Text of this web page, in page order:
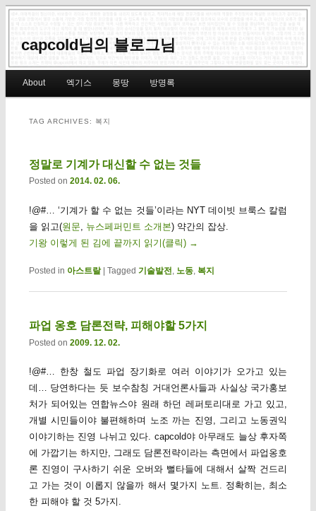
capcold님의 블로그님
Skip to primary content
Skip to secondary content
About 엑기스 몽땅 방명록
TAG ARCHIVES: 복지
정말로 기계가 대신할 수 없는 것들
Posted on 2014. 02. 06.
!@#… ‘기계가 할 수 없는 것들’이라는 NYT 데이빗 브룩스 칼럼
을 읽고(원문 뉴스페퍼민트 소개본) 약간의 잡상.
기왕 이렇게 된 김에 끝까지 읽기(클릭) →
Posted in 아스트랄 | Tagged 기술발전 노동, 복지
파업 옹호 담론전략, 피해야할 5가지
Posted on 2009. 12. 02.
!@#… 한창 철도 파업 장기화로 여러 이야기가 오가고 있는
데… 당연하다는 듯 보수참칭 거대언론사들과 사실상 국가홍보
처가 되어있는 연합뉴스야 원래 하던 레퍼토리대로 가고 있고,
개별 시민들이야 불편해하며 노조 까는 진영, 그리고 노동권익
이야기하는 진영 나뉘고 있다. capcold야 아무래도 늘상 후자쪽
에 가깝기는 하지만, 그래도 담론전략이라는 측면에서 파업옹호
론 진영이 구사하기 쉬운 오버와 뻘타들에 대해서 살짝 건드리
고 가는 것이 이롭지 않을까 해서 몇가지 노트. 정확히는, 최소
한 피해야 할 것 5가지.